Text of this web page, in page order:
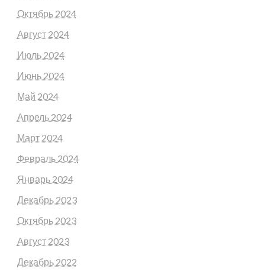
Октябрь 2024
Август 2024
Июль 2024
Июнь 2024
Май 2024
Апрель 2024
Март 2024
Февраль 2024
Январь 2024
Декабрь 2023
Октябрь 2023
Август 2023
Декабрь 2022